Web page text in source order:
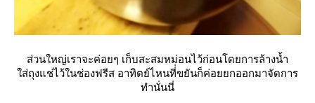
ส่วนใหญ่เราจะค่อยๆ เก็บสะสมหม่อนไว้ก่อนโดยการล้างน้ำ
ส่ถุงแช่ไว้ในช่องฟรีส อาทิตย์ไหนที่่ขยันก็ค่อยยกออกมาจัดการ
ทำนั่นนี่